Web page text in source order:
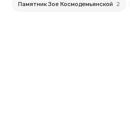
Памятник Зое Космодемьянской 2